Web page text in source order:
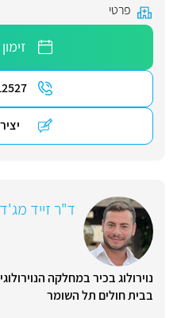
פרטי
ד"ר זייד מג'ד
נוירולוג בכיר במחלקה
בבית חולים תל השומר